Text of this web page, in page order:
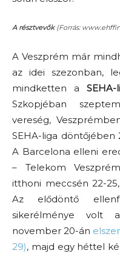
A résztvevők(Forrás:
A Veszprém már
az idei szezonban,
mindketten a
Szkopjéban
vereség,
SEHA-liga döntőjében
A Barcelona elleni
– Telekom
itthoni meccsén 22-
Az elődöntő
sikerélménye volt
november 20-án
29), majd egy héttel